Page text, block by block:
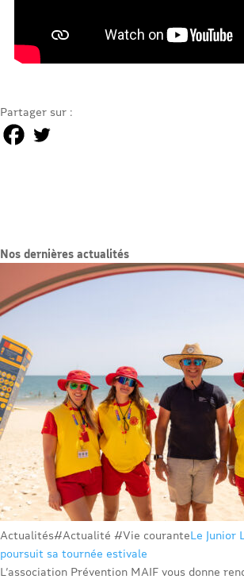
Partager sur :
Nos dernières actualités
Actualités#Actualité #Vie couranteLe Junior
poursuit sa tournée estivale
L’association Prévention MAIF vous donne